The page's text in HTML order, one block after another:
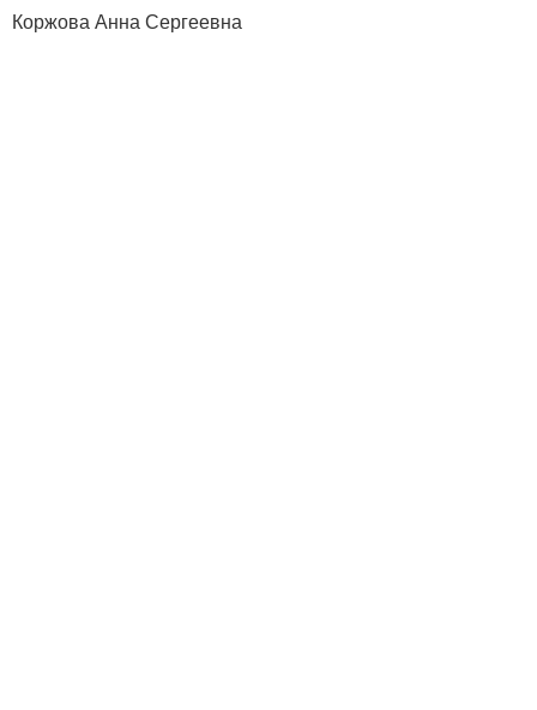
Коржова Анна Сергеевна